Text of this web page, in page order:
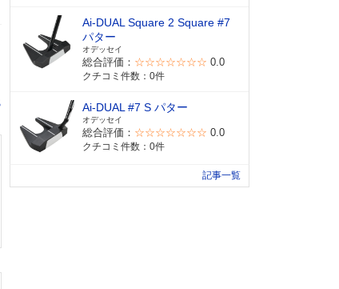
Ai-DUAL Square 2 Square #7
パター
オデッセイ
総合評価： ☆☆☆☆☆☆☆ 0.0
クチコミ件数：0件
Ai-DUAL #7 S パター
オデッセイ
総合評価： ☆☆☆☆☆☆☆ 0.0
クチコミ件数：0件
記事一覧